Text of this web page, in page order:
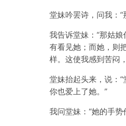
堂妹吟罢诗，问我：
我告诉堂妹：“那姑
有看见她；而她，则
样。这使我感到苦闷
堂妹抬起头来，说：
你也爱上了她。”
我问堂妹：“她的手势